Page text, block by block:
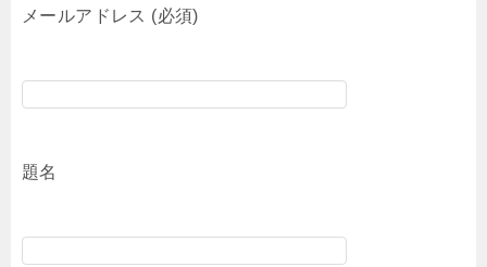
メールアドレス (必須)
題名